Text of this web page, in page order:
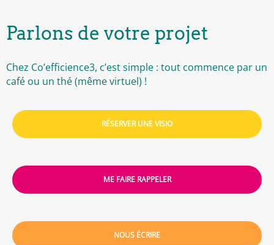
Parlons de votre projet
Chez Co’efficience3, c’est simple : tout commence par un
café ou un thé (même virtuel) !
RÉSERVER UNE VISIO
ME FAIRE RAPPELER
NOUS ÉCRIRE